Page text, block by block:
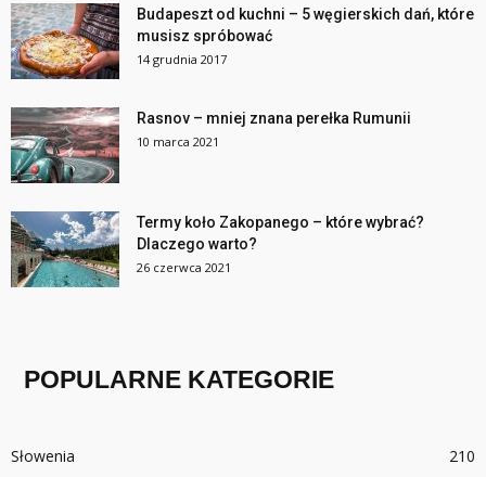
Budapeszt od kuchni – 5 węgierskich dań, które
musisz spróbować
14 grudnia 2017
Rasnov – mniej znana perełka Rumunii
10 marca 2021
Termy koło Zakopanego – które wybrać?
Dlaczego warto?
26 czerwca 2021
POPULARNE KATEGORIE
Słowenia
210